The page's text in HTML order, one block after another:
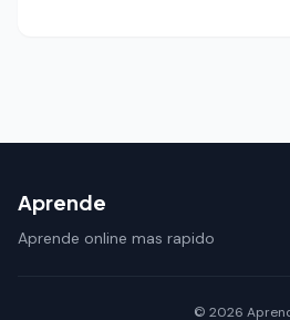
Aprende
Aprende online mas rapido
© 2026